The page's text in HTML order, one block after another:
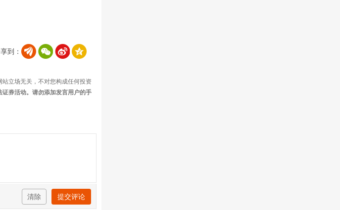
到：
立场无关，不对您构成任何投资
券活动。请勿添加发言用户的手
清除 提交评论